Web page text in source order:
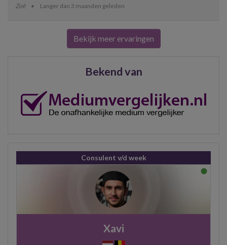
Zoë Langer dan 3 maanden geleden
Bekijk meer ervaringen
Bekend van
Consulent v/d week
Xavi